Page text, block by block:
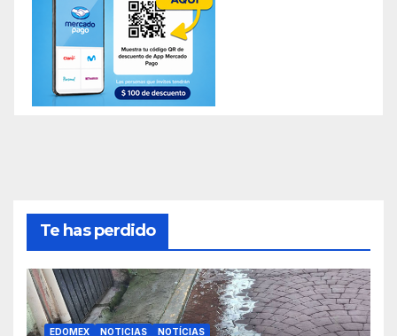
Te has perdido
EDOMEX NOTICIAS NOTÍCIAS